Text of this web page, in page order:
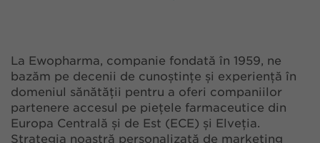
La Ewopharma, companie fondată în 1959, ne
bazăm pe decenii de cunoștințe și experiență în
domeniul sănătății pentru a oferi companiilor
partenere accesul pe piețele farmaceutice din
Europa Centrală și de Est (ECE) și Elveția.
Strategia noastră personalizată de marketing